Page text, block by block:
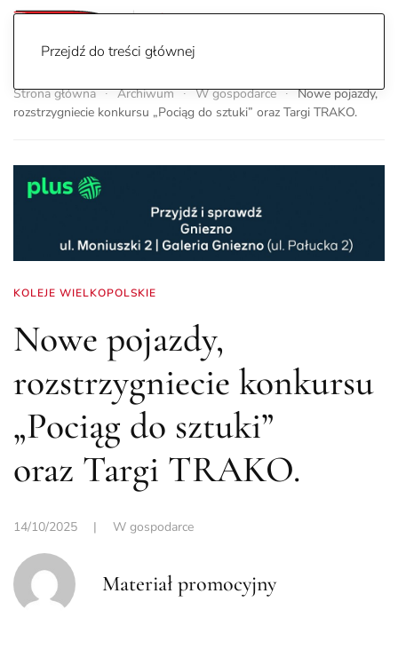
Przejdź do treści głównej
Strona główna Archiwum W gospodarce
Nowe pojazdy,
rozstrzygniecie konkursu „Pociąg do sztuki” oraz Targi TRAKO.
KOLEJE WIELKOPOLSKIE
Nowe pojazdy,
rozstrzygniecie konkursu
„Pociąg do sztuki”
oraz Targi TRAKO.
14/10/2025 | W gospodarce
Materiał promocyjny